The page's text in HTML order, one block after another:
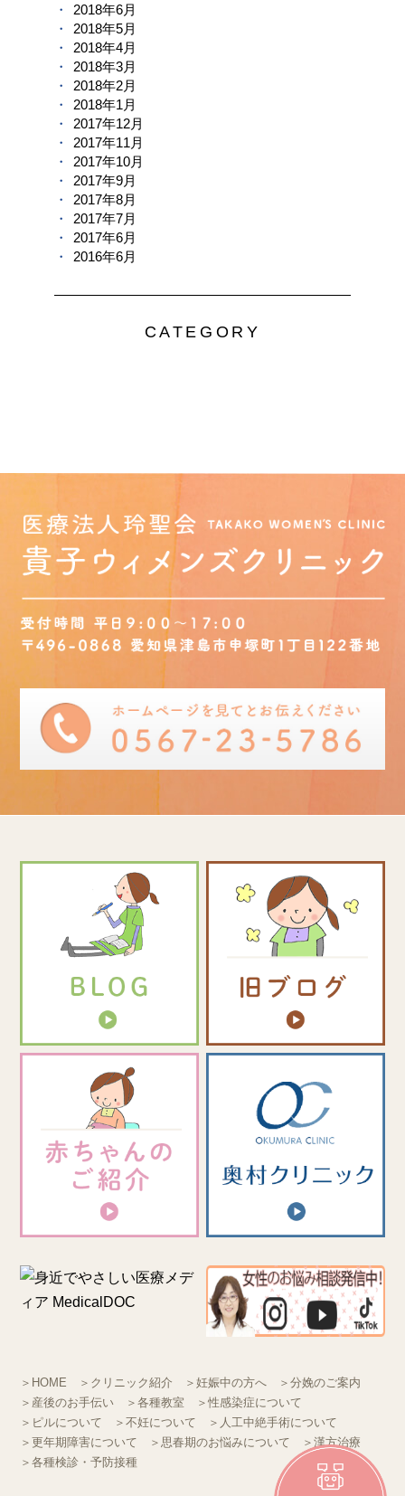
2018年6月
2018年5月
2018年4月
2018年3月
2018年2月
2018年1月
2017年12月
2017年11月
2017年10月
2017年9月
2017年8月
2017年7月
2017年6月
2016年6月
CATEGORY
＞HOME ＞クリニック紹介 ＞妊娠中の方へ
＞分娩のご案内
＞産後のお手伝い
＞各種教室
＞性感染症について
＞ピルについて
＞不妊について
＞人工中絶手術について
＞更年期障害について
＞思春期のお悩みについて
＞漢方治療
＞各種検診・予防接種